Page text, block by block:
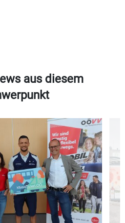
aus diesem